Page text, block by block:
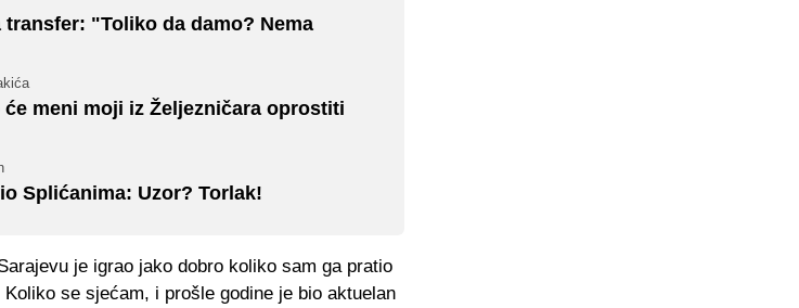
"Toliko da damo? Nema
meni moji iz Željezničara oprostiti
Splićanima: Uzor? Torlak!
je igrao jako dobro koliko sam ga pratio
se sjećam, i prošle godine je bio aktuelan